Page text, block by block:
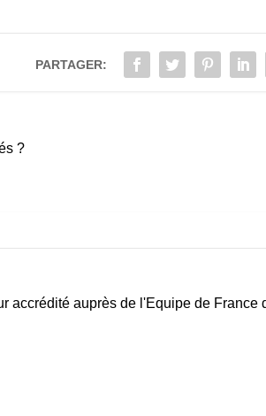
PARTAGER:
?
accrédité auprès de l'Equipe de